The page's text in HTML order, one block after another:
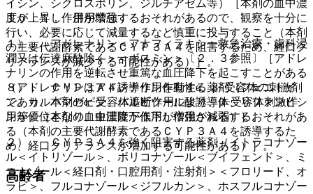
イシン、シクロスポリン、ジルチアゼム等）［本剤の血中濃
度が上昇し作用が増強するおそれがあるので、観察を十分に
行い、必要に応じて減量するなど慎重に投与すること（本剤
の主要代謝酵素であるＣＹＰ３Ａ４を阻害するため、経口ク
リアランスが減少する可能性がある）］。
８）． ＣＹＰ３Ａ４誘導作用を有する薬剤（フェニトイ
ン、カルバマゼピン、バルビツール酸誘導体、リファンピシ
ン等）［本剤の血中濃度が低下し作用が減弱するおそれがあ
る（本剤の主要代謝酵素であるＣＹＰ３Ａ４を誘導するた
め、経口クリアランスが増加する可能性がある）］。
高齢者
１０．１． 併用禁忌：
１）． アドレナリン＜アナフィラキシー救急治療・歯科浸
潤又は伝達麻酔除く＞＜ボスミン＞〔２．３参照〕［アドレ
ナリンの作用を逆転させ重篤な血圧降下を起こすことがある
（アドレナリンはアドレナリン作動性α、β−受容体の刺激剤
であり、本剤のα−受容体遮断作用により、β−受容体刺激作
用が優位となり、血圧降下作用が増強される）］。
２）． ＣＹＰ３Ａ４を強く阻害する薬剤（イトラコナゾー
ル＜イトリゾール＞、ボリコナゾール＜ブイフェンド＞、ミ
コナゾール＜経口剤・口腔用剤・注射剤＞＜フロリード、オ
ラビ＞、フルコナゾール＜ジフルカン＞、ホスフルコナゾー